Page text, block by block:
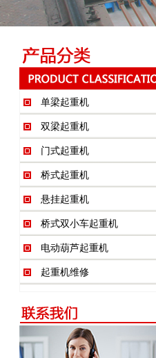
单梁起重机
双梁起重机
门式起重机
桥式起重机
悬挂起重机
桥式双小车起重机
电动葫芦起重机
起重机维修